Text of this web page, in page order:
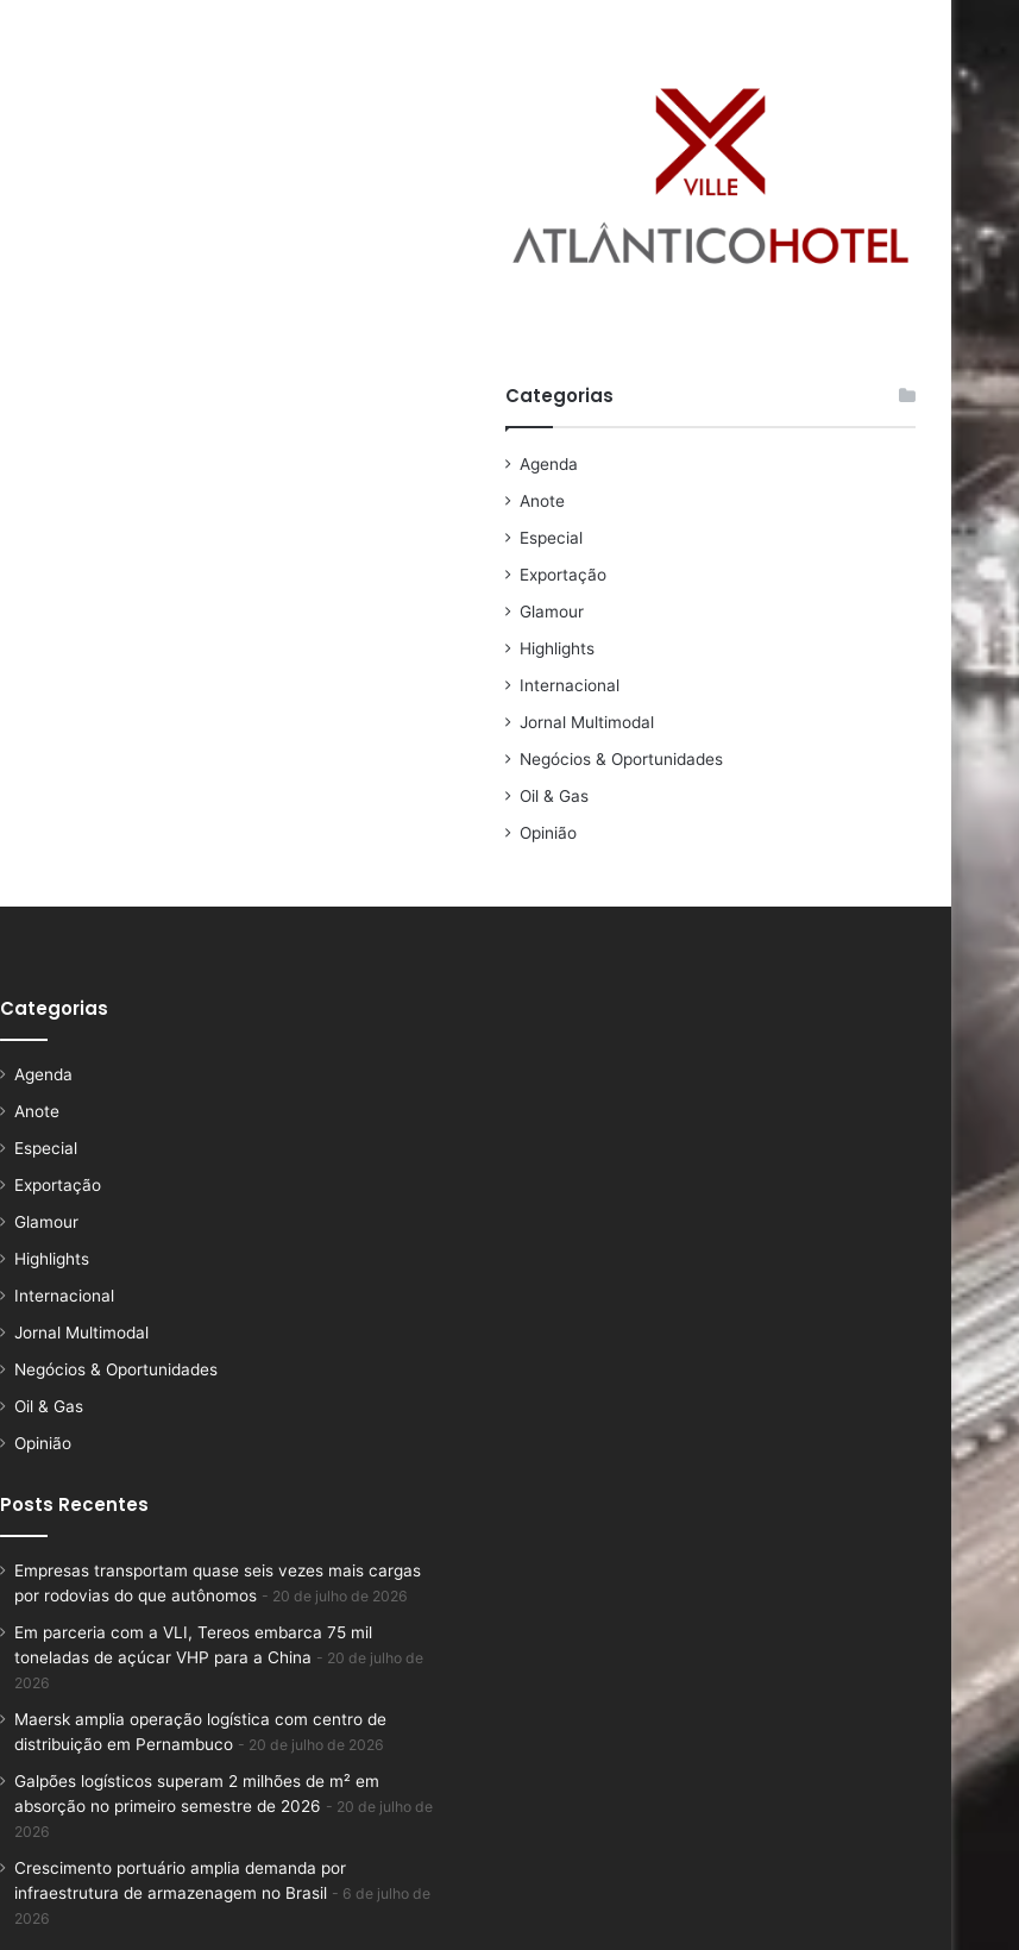
Categorias
Agenda
Anote
Especial
Exportação
Glamour
Highlights
Internacional
Jornal Multimodal
Negócios & Oportunidades
Oil & Gas
Opinião
Categorias
Agenda
Anote
Especial
Exportação
Glamour
Highlights
Internacional
Jornal Multimodal
Negócios & Oportunidades
Oil & Gas
Opinião
Posts Recentes
Empresas transportam quase seis vezes mais cargas
por rodovias do que autônomos
20 de julho de 2026
Em parceria com a VLI, Tereos embarca 75 mil
toneladas de açúcar VHP para a China
20 de julho de
2026
Maersk amplia operação logística com centro de
distribuição em Pernambuco
20 de julho de 2026
Galpões logísticos superam 2 milhões de m² em
absorção no primeiro semestre de 2026
20 de julho de
2026
Crescimento portuário amplia demanda por
infraestrutura de armazenagem no Brasil
6 de julho de
2026